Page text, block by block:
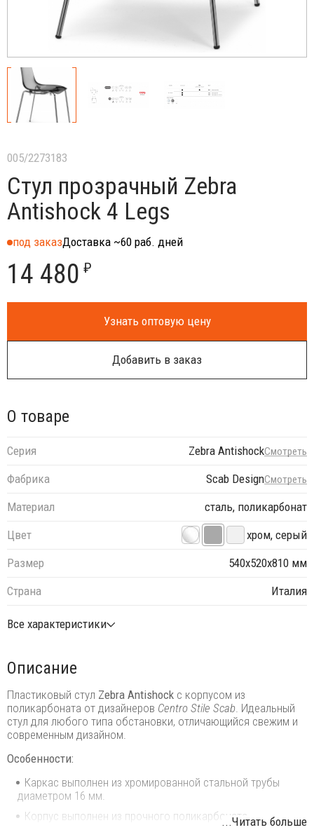
005/2273183
Стул прозрачный Zebra
Antishock 4 Legs
под заказДоставка ~60 раб. дней
14 480 ₽
Узнать оптовую цену
Добавить в заказ
О товаре
Серия Zebra AntishockСмотреть
Фабрика Scab DesignСмотреть
Материал
сталь, поликарбонат
Цвет
хром, серый
Размер
540х520х810 мм
Страна
Италия
Все характеристики
Описание
Пластиковый стул Zebra Antishock с корпусом из
поликарбоната от дизайнеров Centro Stile Scab . Идеальный
стул для любого типа обстановки, отличающийся свежим и
современным дизайном.
Особенности:
Каркас выполнен из хромированной стальной трубы
диаметром 16 мм.
Корпус выполнен из прочного поликарбоната....Читать больше